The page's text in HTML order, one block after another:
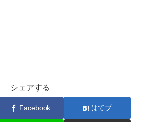
シェアする
Facebook はてブ